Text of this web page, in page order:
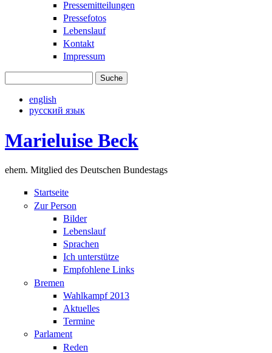
Pressemitteilungen
Pressefotos
Lebenslauf
Kontakt
Impressum
english
русский язык
Marieluise Beck
ehem. Mitglied des Deutschen Bundestags
Startseite
Zur Person
Bilder
Lebenslauf
Sprachen
Ich unterstütze
Empfohlene Links
Bremen
Wahlkampf 2013
Aktuelles
Termine
Parlament
Reden